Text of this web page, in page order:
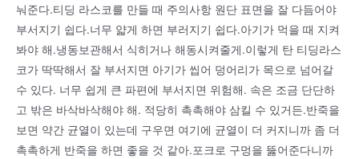
눠준다.티딩 라스코를 만들 때 주의사항 원단 표면을 잘 다듬어야
부서지기 쉽다.너무 얇게 하면 부러지기 쉽다.아기가 먹을 때 지켜
봐야 해.냉동보관해서 식히거나 해동시켜줄게.이렇게 탄 티딩라스
코가 딱딱해서 잘 부서지면 아기가 씹어 덩어리가 목으로 넘어갈
수 있다. 너무 쉽게 큰 파편에 부서지면 위험해. 속은 조금 단단하
고 밖은 바삭바삭해야 해. 적당히 촉촉해야 삼킬 수 있거든.반죽을
보면 약간 균열이 있는데 구우면 여기에 균열이 더 커지니까 좀 더
촉촉하게 반죽을 하면 좋을 것 같아.포크로 구멍을 뚫어준다니까